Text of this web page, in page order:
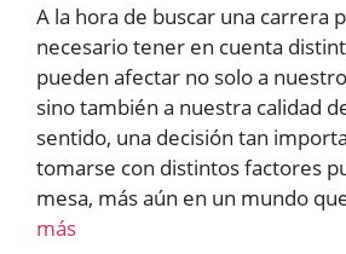
A la hora de buscar una carrera
necesario tener en cuenta
pueden afectar no solo a
sino también a nuestra calidad
sentido, una decisión tan
tomarse con distintos factores
mesa, más aún en un mundo
más